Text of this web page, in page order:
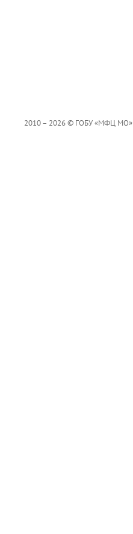
2010 – 2026 © ГОБУ «МФЦ МО»